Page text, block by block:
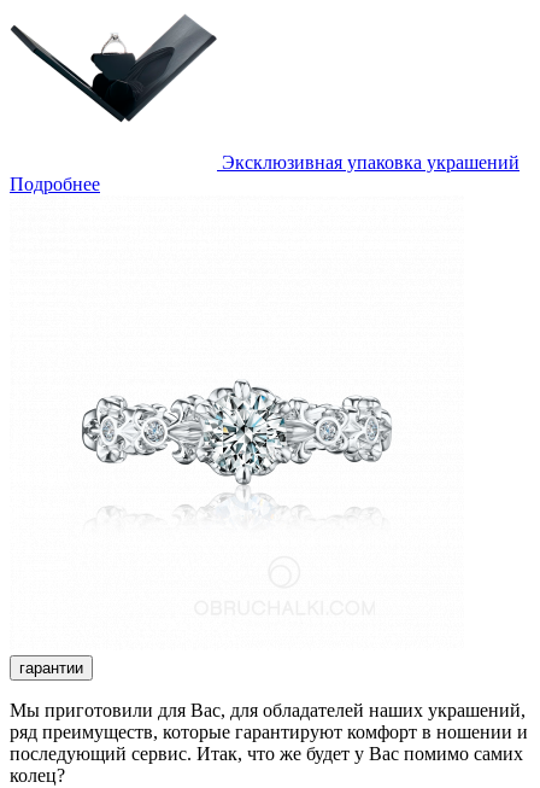
Эксклюзивная упаковка украшений
Подробнее
гарантии
Мы приготовили для Вас, для обладателей наших украшений,
ряд преимуществ, которые гарантируют комфорт в ношении и
последующий сервис. Итак, что же будет у Вас помимо самих
колец?